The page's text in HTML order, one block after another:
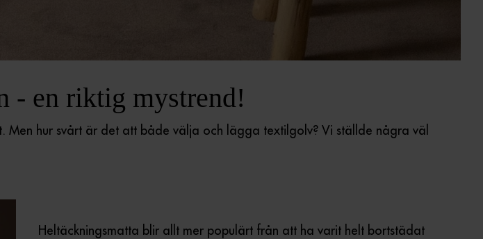
- en riktig mystrend!
Men hur svårt är det att både välja och lägga textilgolv? Vi ställde några väl
Heltäckningsmatta blir allt mer populärt från att ha varit helt bortstädat